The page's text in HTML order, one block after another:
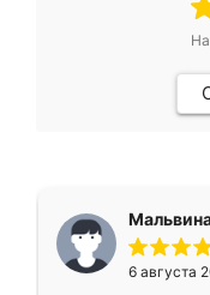
6 августа